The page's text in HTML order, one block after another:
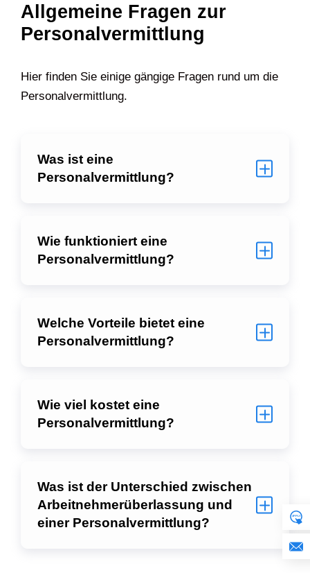
Allgemeine Fragen zur
Personalvermittlung
Hier finden Sie einige gängige Fragen rund um die
Personalvermittlung.
Was ist eine
Personalvermittlung?
Wie funktioniert eine
Personalvermittlung?
Welche Vorteile bietet eine
Personalvermittlung?
Wie viel kostet eine
Personalvermittlung?
Was ist der Unterschied zwischen
Arbeitnehmerüberlassung und
einer Personalvermittlung?